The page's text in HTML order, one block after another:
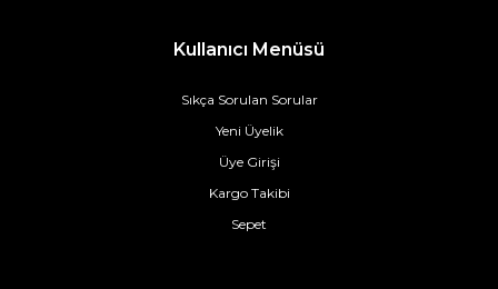
Kullanıcı Menüsü
Sıkça Sorulan Sorular
Yeni Üyelik
Üye Girişi
Kargo Takibi
Sepet